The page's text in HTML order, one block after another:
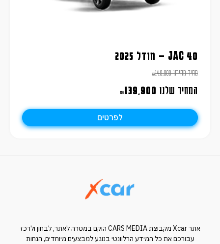
JAC 40 – מודל 2025
מחיר מחירון ₪149,900
המחיר שלנו ₪139,900
לפרטים
אתר Xcar מקבוצת CARS MEDIA הוקם במטרה לאתר, לבחון ולרכז
עבורכם את כל המידע הרלוונטי בנוגע למבצעים מיוחדים, הנחות